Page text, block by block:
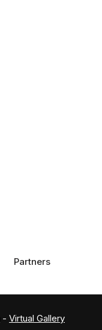
Partners
- Virtual Gallery